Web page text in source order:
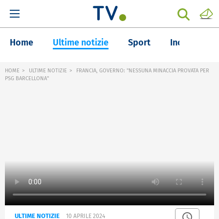
Home Ultime notizie Sport Inchieste
HOME ULTIME NOTIZIE
FRANCIA, GOVERNO: "NESSUNA MINACCIA PROVATA PER
PSG BARCELLONA"
ULTIME NOTIZIE 10 APRILE 2024